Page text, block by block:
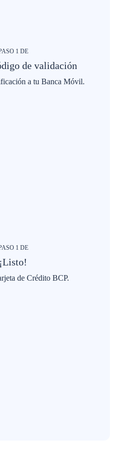
1 DE
de validación
a tu Banca Móvil.
1 DE
¡Listo!
de Crédito BCP.